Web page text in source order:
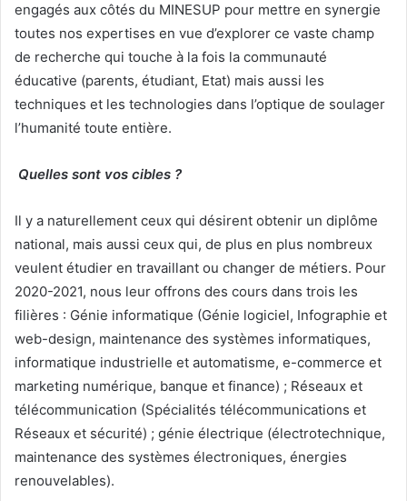
engagés aux côtés du MINESUP pour mettre en synergie
toutes nos expertises en vue d’explorer ce vaste champ
de recherche qui touche à la fois la communauté
éducative (parents, étudiant, Etat) mais aussi les
techniques et les technologies dans l’optique de soulager
l’humanité toute entière.
Quelles sont vos cibles ?
Il y a naturellement ceux qui désirent obtenir un diplôme
national, mais aussi ceux qui, de plus en plus nombreux
veulent étudier en travaillant ou changer de métiers. Pour
2020-2021, nous leur offrons des cours dans trois les
filières : Génie informatique (Génie logiciel, Infographie et
web-design, maintenance des systèmes informatiques,
informatique industrielle et automatisme, e-commerce et
marketing numérique, banque et finance) ; Réseaux et
télécommunication (Spécialités télécommunications et
Réseaux et sécurité) ; génie électrique (électrotechnique,
maintenance des systèmes électroniques, énergies
renouvelables).